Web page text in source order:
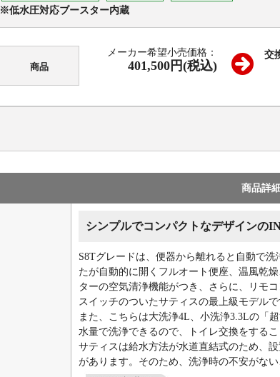
※低水圧対応ブースター内蔵
商品
メーカー希望小売価格：
401,500円(税込)
交
商品詳細
シンプルでコンパクトなデザインの
S8Tグレードは、便器から離れると自動で
たが自動的に開くフルオート便座、温風乾
ターの空気清浄機能がつき、さらに、リモ
スイッチのついたサティスの最上級モデルで
また、こちらは大洗浄4L、小洗浄3.3Lの「
水量で洗浄できるので、トイレ交換をする
サティスは給水方法が水道直結式のため、
があります。そのため、洗浄時の不安がな